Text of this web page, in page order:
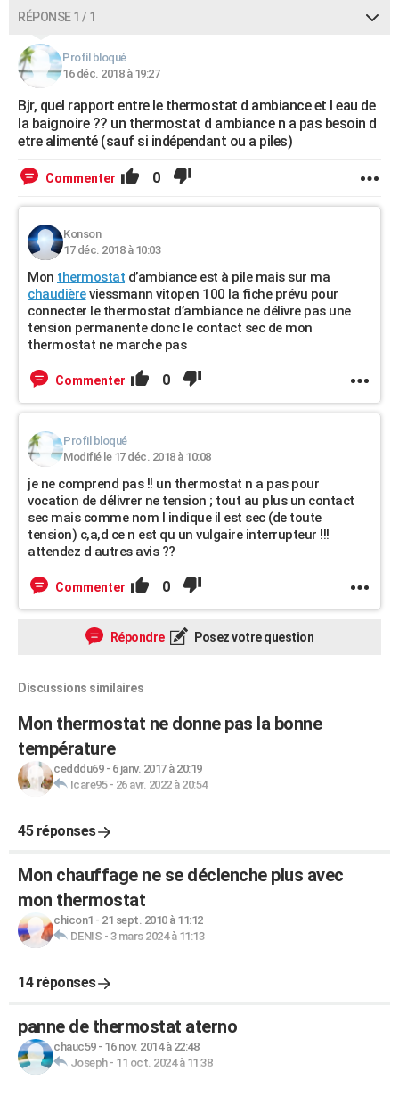
Carte de Noël
Carte Bonne année
Carte Saint-Valentin
Carte Pâques
Carte d'anniversaire
DICTIONNAIRE
Dictionnaire
Biographies
Citations
Expressions
Proverbes
PROGRAMME TV
S'inscrire
Se connecter
Lycées
Collèges
Primaires
Universités
Entreprises
Service militaire
Avis de recherche
AVIS DE DÉCÈS
FORUM
RÉPONSE 1 / 1
Profil bloqué
16 déc. 2018 à 19:27
Bjr, quel rapport entre le thermostat d ambiance et l eau de
la baignoire ?? un thermostat d ambiance n a pas besoin d
etre alimenté (sauf si indépendant ou a piles)
Commenter 0
Konson
17 déc. 2018 à 10:03
Mon thermostat d’ambiance est à pile mais sur ma
chaudièreviessmann vitopen 100 la fiche prévu pour
connecter le thermostat d’ambiance ne délivre pas une
tension permanente donc le contact sec de mon
thermostat ne marche pas
Commenter 0
Profil bloqué
Modifié le 17 déc. 2018 à 10:08
je ne comprend pas !! un thermostat n a pas pour
vocation de délivrer ne tension ; tout au plus un contact
sec mais comme nom l indique il est sec (de toute
tension) c,a,d ce n est qu un vulgaire interrupteur !!!
attendez d autres avis ??
Commenter 0
Répondre Posez votre question
Discussions similaires
Mon thermostat ne donne pas la bonne
température
cedddu69- 6 janv. 2017 à 20:19
Icare95- 26 avr. 2022 à 20:54
45 réponses
Mon chauffage ne se déclenche plus avec
mon thermostat
chicon1 - 21 sept. 2010 à 11:12
DENIS - 3 mars 2024 à 11:13
14 réponses
panne de thermostat aterno
chauc59- 16 nov. 2014 à 22:48
Joseph- 11 oct. 2024 à 11:38